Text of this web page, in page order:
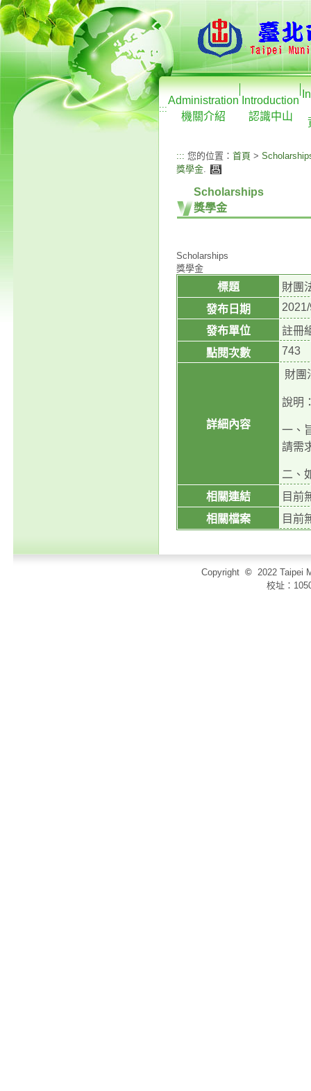
:::
Administration
機關介紹
Introduction
認識中山
::: 您的位置： 首頁 >
獎學金.
Scholarships
獎學金
Scholarships
獎學金
標題
財團
發布日期
發布單位
註冊
點閱次數
743
詳細內容
財團
說明
一、
請需
二、
相關連結
目前
相關檔案
目前
Copyright © 2022 Taipei
校址：